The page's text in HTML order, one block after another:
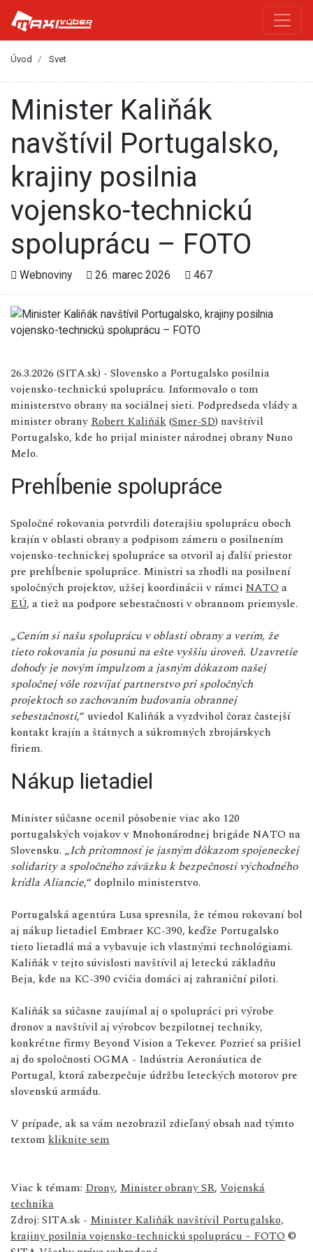
Úvod Svet
Minister Kaliňák
navštívil Portugalsko,
krajiny posilnia
vojensko-technickú
spoluprácu – FOTO
Webnoviny 26. marec 2026 467
26.3.2026 (SITA.sk) - Slovensko a Portugalsko posilnia
vojensko-technickú spoluprácu. Informovalo o tom
ministerstvo obrany na sociálnej sieti. Podpredseda vlády a
minister obrany Robert Kaliňák(Smer-SD) navštívil
Portugalsko, kde ho prijal minister národnej obrany Nuno
Melo.
Prehĺbenie spolupráce
Spoločné rokovania potvrdili doterajšiu spoluprácu oboch
krajín v oblasti obrany a podpisom zámeru o posilnením
vojensko-technickej spolupráce sa otvoril aj ďalší priestor
pre prehĺbenie spolupráce. Ministri sa zhodli na posilnení
spoločných projektov, užšej koordinácii v rámci NATO a
EÚ, a tiež na podpore sebestačnosti v obrannom priemysle.
„Cením si našu spoluprácu v oblasti obrany a verím, že
tieto rokovania ju posunú na ešte vyššiu úroveň. Uzavretie
dohody je novým impulzom a jasným dôkazom našej
spoločnej vôle rozvíjať partnerstvo pri spoločných
projektoch so zachovaním budovania obrannej
sebestačnosti,“ uviedol Kaliňák a vyzdvihol čoraz častejší
kontakt krajín a štátnych a súkromných zbrojárskych
firiem.
Nákup lietadiel
Minister súčasne ocenil pôsobenie viac ako 120
portugalských vojakov v Mnohonárodnej brigáde NATO na
Slovensku. „Ich prítomnosť je jasným dôkazom spojeneckej
solidarity a spoločného záväzku k bezpečnosti východného
krídla Aliancie,“ doplnilo ministerstvo.
Portugalská agentúra Lusa spresnila, že témou rokovaní bol
aj nákup lietadiel Embraer KC-390, keďže Portugalsko
tieto lietadlá má a vybavuje ich vlastnými technológiami.
Kaliňák v tejto súvislosti navštívil aj leteckú základňu
Beja, kde na KC-390 cvičia domáci aj zahraniční piloti.
Kaliňák sa súčasne zaujímal aj o spolupráci pri výrobe
dronov a navštívil aj výrobcov bezpilotnej techniky,
konkrétne firmy Beyond Vision a Tekever. Pozrieť sa prišiel
aj do spoločnosti OGMA - Indústria Aeronáutica de
Portugal, ktorá zabezpečuje údržbu leteckých motorov pre
slovenskú armádu.
V prípade, ak sa vám nezobrazil zdieľaný obsah nad týmto
textom kliknite sem
Viac k témam: Drony, Minister obrany SR, Vojenská
technika
Zdroj: SITA.sk - Minister Kaliňák navštívil Portugalsko,
krajiny posilnia vojensko-technickú spoluprácu – FOTO ©